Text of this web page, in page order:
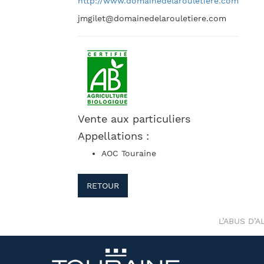
jmgilet@domainedelarouletiere.com
Vente aux particuliers
Appellations :
AOC Touraine
RETOUR
L’ABUS